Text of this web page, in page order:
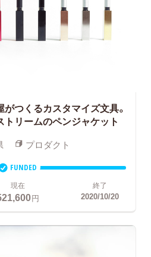
つくるカスタマイズ文具。
トリームのペンジャケット
プロダクト
FUNDED
現在
円
終了
2020/10/20